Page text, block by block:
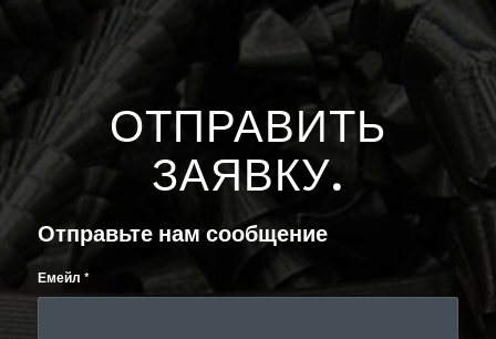
ОТПРАВИТЬ
ЗАЯВКУ.
Отправьте нам сообщение
Емейл *